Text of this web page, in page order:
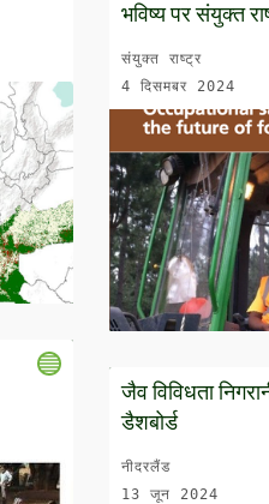
भविष्य पर संयुक्त
संयुक्त राष्ट्र
4 दिसमबर 2024
जैव विविधता
डैशबोर्ड
नीदरलैंड
13 जून 2024